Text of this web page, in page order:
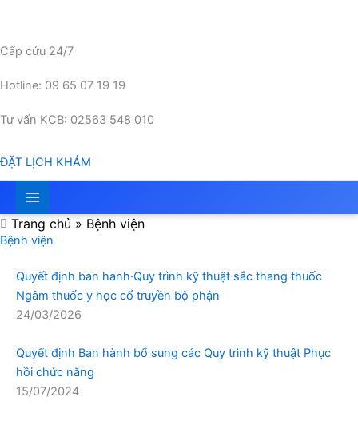
nội
Cấp cứu 24/7
Hotline: 09 65 07 19 19
Tư vấn KCB: 02563 548 010
ĐẶT LỊCH KHÁM
Trang chủ » Bệnh viện
Bệnh viện
Quyết định ban hanh·Quy trình kỹ thuật sắc thang thuốc
Ngâm thuốc y học cổ truyền bộ phận
24/03/2026
Quyết định Ban hành bổ sung các Quy trình kỹ thuật Phục
hồi chức năng
15/07/2024